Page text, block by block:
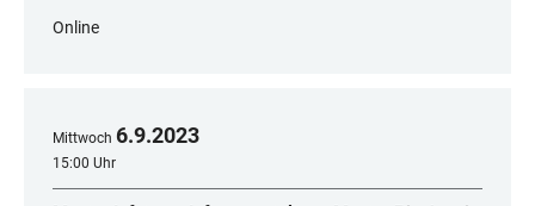
Online
Mittwoch 6.9.2023
15:00 Uhr